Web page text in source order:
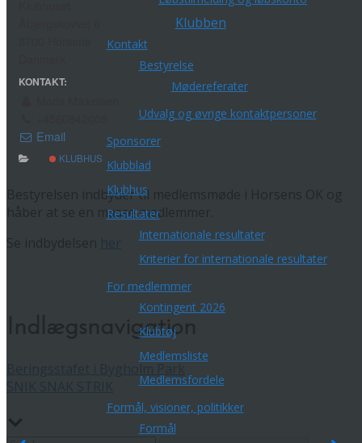
Klubben
Kontakt
Bestyrelse
Mødereferater
Udvalg og øvrige kontaktpersoner
Sponsorer
Klubblad
Klubhus
Resultater
Internationale resultater
Kriterier for internationale resultater
For medlemmer
Kontingent 2026
Klubtøj
Medlemsliste
Medlemsfordele
Formål, visioner, politikker
Formål
KONTAKT:
Email
KLUBHUS
Bestyrelsen indbyder til medlemsmøde i Horsens OK og
håber at se en masse medlemmer.
Indlægsnavigation